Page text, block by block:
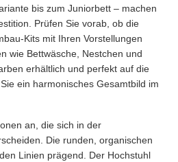
bis zum Juniorbett – machen
Prüfen Sie vorab, ob die
Kits mit Ihren Vorstellungen
wie Bettwäsche, Nestchen und
erhältlich und perfekt auf die
ein harmonisches Gesamtbild im
an, die sich in der
Die runden, organischen
Linien prägend. Der Hochstuhl